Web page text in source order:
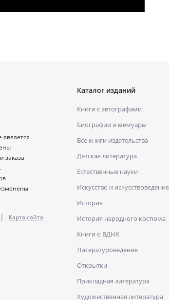
заказа
| Карта сайта
Каталог изданий
Книги с автографами
Биографии и мемуары
Все книги издательства
Детская литература
Естественные науки
Искусство и искусствоведение
История
История народного костюма
Книги о ВДНХ
Литературоведение
Открытки
Прикладная литература
Художественная литература